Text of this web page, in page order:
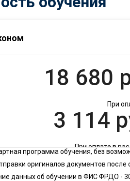
18 680
При
3 114
При оплате в
1 557
программа обучения, без
оригиналов документов
данных об обучении в ФИС ФРДО -